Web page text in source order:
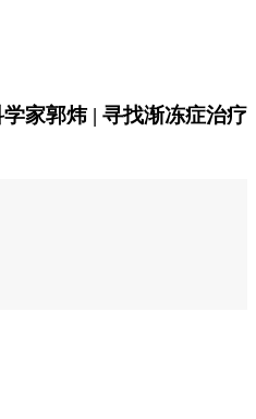
家郭炜 | 寻找渐冻症治疗